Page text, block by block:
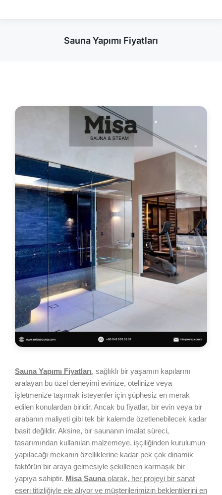
Sauna Yapımı Fiyatları
Sauna Yapımı Fiyatları, sağlıklı bir yaşamın kapılarını
aralayan bu özel deneyimi evinize, otelinize veya
işletmenize taşımak isteyenler için şüphesiz en merak
edilen konulardan biridir. Ancak bu fiyatlar, bir evin veya bir
arabanın maliyeti gibi tek bir kalemde özetlenebilecek kadar
basit değildir. Aksine, bir saunanın imalat süreci,
tasarımından kullanılan malzemeye, işçiliğinden kurulumun
yapılacağı mekanın özelliklerine kadar pek çok dinamik
faktörün bir araya gelmesiyle şekillenen karmaşık bir
yapıya sahiptir. Misa Sauna olarak, her projeyi bir sanat
eseri titizliğiyle ele alıyor ve müşterilerimizin beklentilerini en